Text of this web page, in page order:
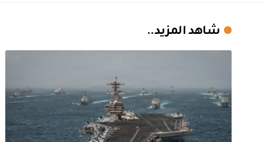
شاهد المزيد..